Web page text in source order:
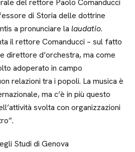
del rettore Paolo Comanducci
di Storia delle dottrine
a pronunciare lalaudatio.
il rettore Comanducci – sul fatto
direttore d’orchestra, ma come
adoperato in campo
relazioni tra i popoli. La musica è
ma c’è in più questo
svolta con organizzazioni
Studi di Genova